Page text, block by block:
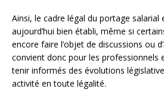
Ainsi, le cadre légal du portage salarial
aujourd’hui bien établi, même si
encore faire l’objet de discussions ou
convient donc pour les professionnels
tenir informés des évolutions
activité en toute légalité.